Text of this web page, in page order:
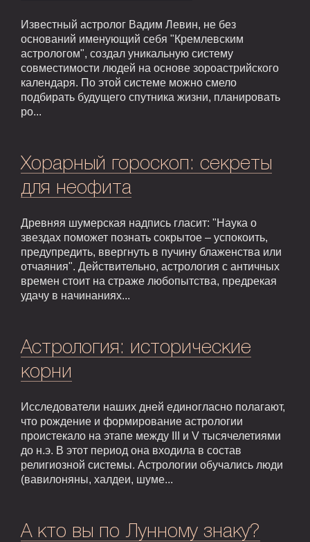
Известный астролог Вадим Левин, не без
оснований именующий себя "Кремлевским
астрологом", создал уникальную систему
совместимости людей на основе зороастрийского
календаря. По этой системе можно смело
подбирать будущего спутника жизни, планировать
ро...
Хорарный гороскоп: секреты
для неофита
Древняя шумерская надпись гласит: "Наука о
звездах поможет познать сокрытое – успокоить,
предупредить, ввергнуть в пучину блаженства или
отчаяния". Действительно, астрология с античных
времен стоит на страже любопытства, предрекая
удачу в начинаниях...
Астрология: исторические
корни
Исследователи наших дней единогласно полагают,
что рождение и формирование астрологии
проистекало на этапе между III и V тысячелетиями
до н.э. В этот период она входила в состав
религиозной системы. Астрологии обучались люди
(вавилоняны, халдеи, шуме...
А кто вы по Лунному знаку?